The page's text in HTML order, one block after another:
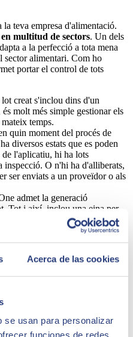
Acerca de las cookies
se usan para personalizar
funciones de redes
teva empresa d'alimentació.
multitud de sectors. Un dels
a la perfecció a tota mena
sector alimentari. Com ho
portar el control de tots
lot creat s'inclou dins d'un
molt més simple gestionar els
temps.
quin moment del procés de
diversos estats que es poden
l'aplicatiu, hi ha lots
inspecció. O n'hi ha d'alliberats,
ser enviats a un proveïdor o als
admet la generació
Tot i així, inclou una eina per
sistema de traçabilitat ERP de
inclou les dates clau per a
emmagatzemada en un